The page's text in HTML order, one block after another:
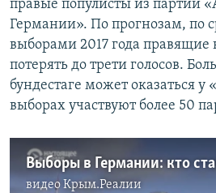
правые популисты из партии
Германии». По прогнозам, по
выборами 2017 года правящие
потерять до трети голосов.
бундестаге может оказаться у
выборах участвуют более 50
видеоКрым.Реалии